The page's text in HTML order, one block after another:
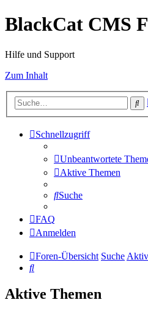
BlackCat CMS
Hilfe und Support
Zum Inhalt
Schnellzugriff
Unbeantwortete
Aktive Themen
Suche
FAQ
Anmelden
Foren-Übersicht Suche
Suche
Aktive Themen